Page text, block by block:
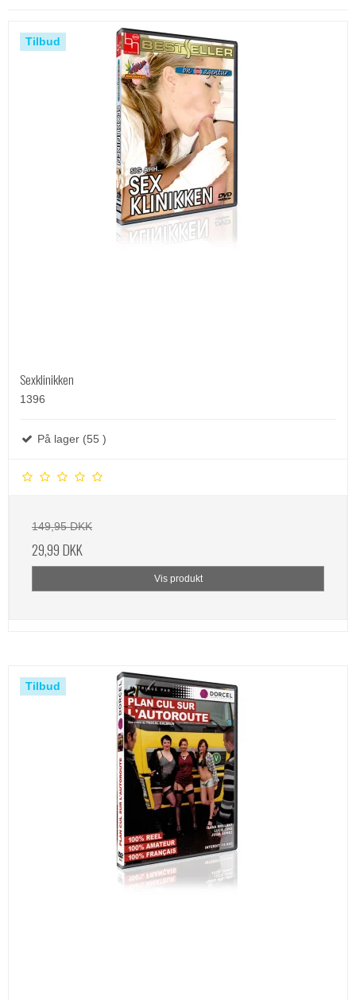
Tilbud
Sexklinikken
1396
På lager (55 )
149,95 DKK
29,99 DKK
Vis produkt
Tilbud